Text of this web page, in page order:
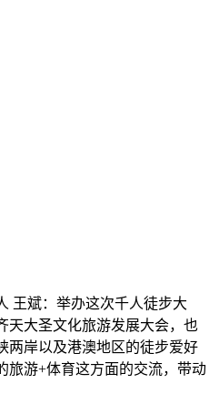
王斌：举办这次千人徒步大
天大圣文化旅游发展大会，也
两岸以及港澳地区的徒步爱好
旅游+体育这方面的交流，带动